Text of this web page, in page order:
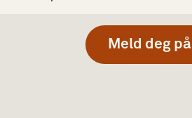
Meld deg på